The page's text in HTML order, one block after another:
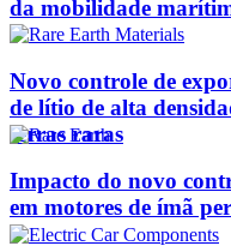
da mobilidade
Novo controle de
de lítio de alta
terras raras
Impacto do novo
em motores de ímã